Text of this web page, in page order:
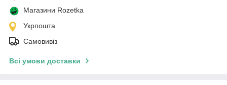
Магазини Rozetka
Укрпошта
Самовивіз
Всі умови доставки